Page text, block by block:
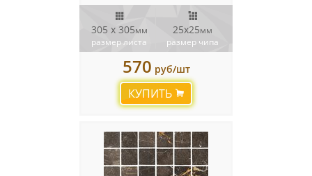
305 х 305мм
размер листа
25х25мм
размер чипа
570 руб/шт
КУПИТЬ